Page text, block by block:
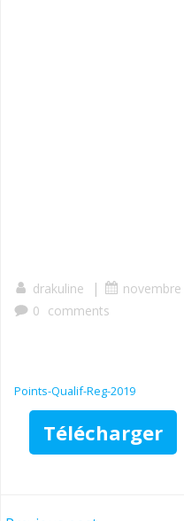
drakuline |
0 comments
Points-Qualif-Reg-2019
Télécharger